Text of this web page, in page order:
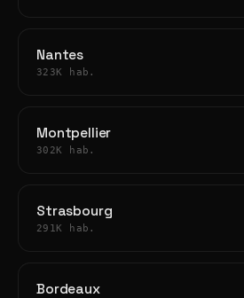
Nantes
323K hab.
Montpellier
302K hab.
Strasbourg
291K hab.
Bordeaux